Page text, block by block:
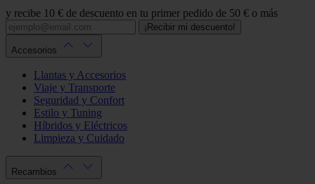
y recibe 10 € de descuento en tu primer pedido de 50 € o más
¡Recibir mi descuento!
Accesorios
Llantas y Accesorios
Viaje y Transporte
Seguridad y Confort
Estilo y Tuning
Híbridos y Eléctricos
Limpieza y Cuidado
Recambios